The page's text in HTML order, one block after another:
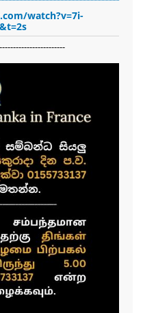
watch?v=7i-